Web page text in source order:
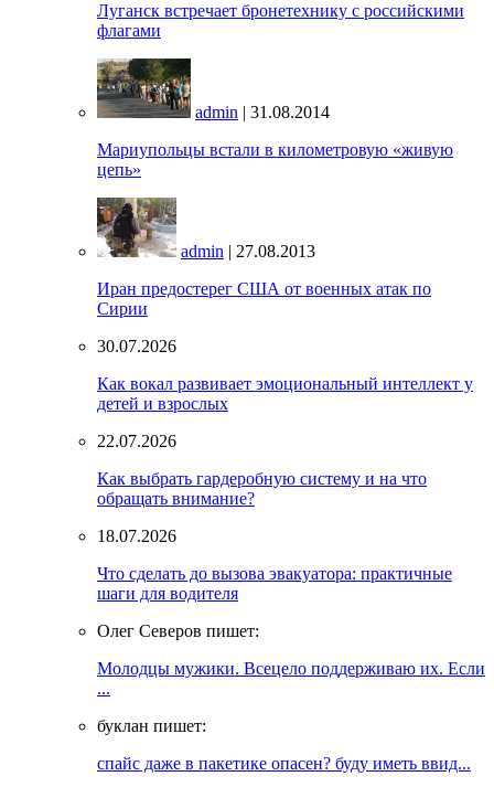
Луганск встречает бронетехнику с российскими
флагами
admin | 31.08.2014
Мариупольцы встали в километровую «живую
цепь»
admin | 27.08.2013
Иран предостерег США от военных атак по
Сирии
30.07.2026
Как вокал развивает эмоциональный интеллект у
детей и взрослых
22.07.2026
Как выбрать гардеробную систему и на что
обращать внимание?
18.07.2026
Что сделать до вызова эвакуатора: практичные
шаги для водителя
Олег Северов пишет:
Молодцы мужики. Всецело поддерживаю их. Если
...
буклан пишет:
спайс даже в пакетике опасен? буду иметь ввид...